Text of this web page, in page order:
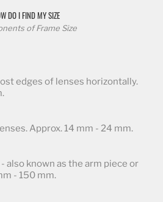
DO I FIND MY SIZE
of Frame Size
edges of lenses horizontally.
Approx. 14 mm - 24 mm.
also known as the arm piece or
- 150 mm.